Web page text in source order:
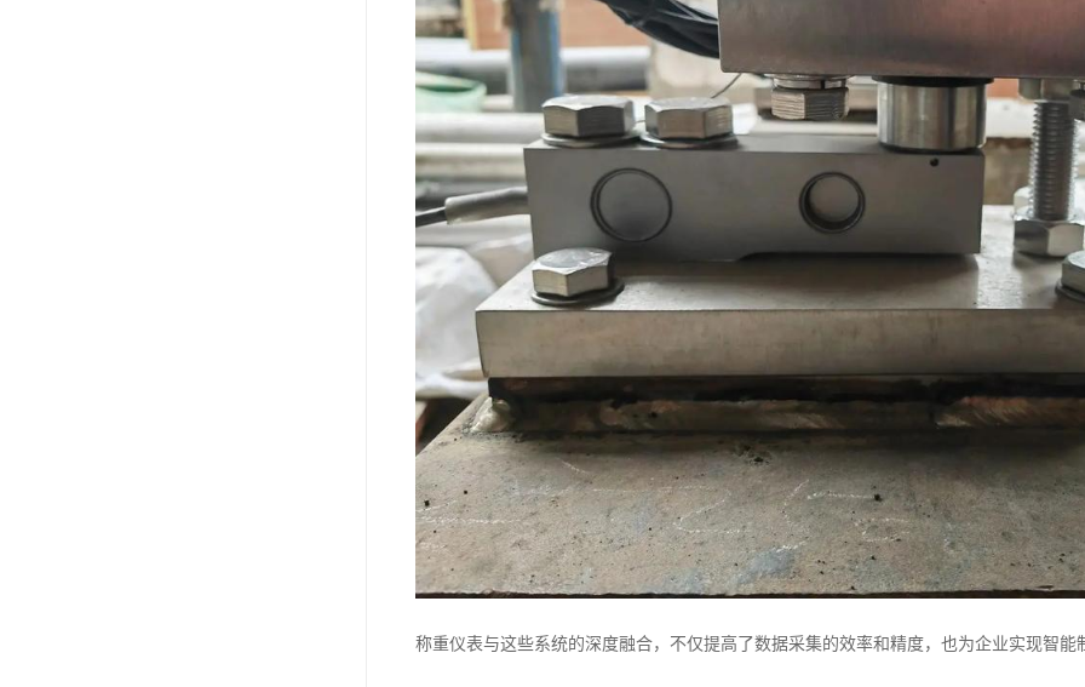
称重仪表与这些系统的深度融合，不仅提高了数据采集的效率和精度，也为企业实现智能